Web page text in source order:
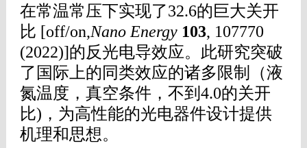
在常温常压下实现了32.6的巨大关开
比 [off/on,Nano Energy 103, 107770
(2022)]的反光电导效应。此研究突破
了国际上的同类效应的诸多限制（液
氮温度，真空条件，不到4.0的关开
比)，为高性能的光电器件设计提供
机理和思想。